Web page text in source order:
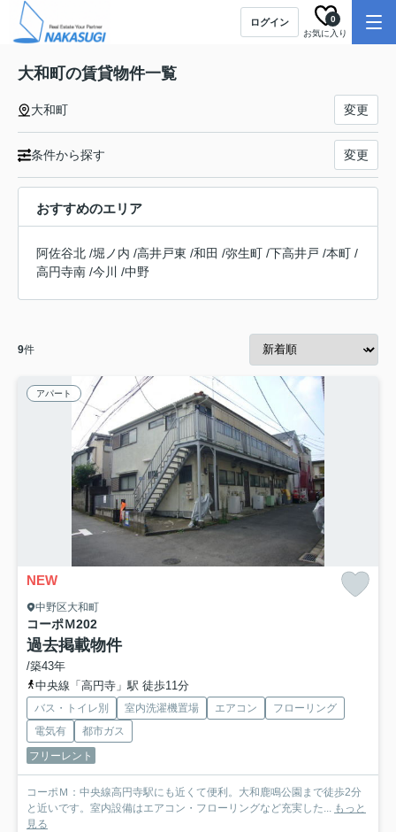
ログイン
お気に入り
0
大和町の賃貸物件一覧
大和町 変更
条件から探す 変更
おすすめのエリア
阿佐谷北 /堀ノ内 /高井戸東 /和田 /弥生町 /下高井戸 /本町 /
高円寺南 /今川 /中野
9件
アパート
NEW
中野区大和町
コーポＭ202
過去掲載物件
/築43年
中央線「高円寺」駅 徒歩11分
バス・トイレ別 室内洗濯機置場 エアコン
フローリング
電気有
都市ガス
フリーレント
コーポＭ：中央線高円寺駅にも近くて便利。大和鹿鳴公園まで徒歩2分
と近いです。室内設備はエアコン・フローリングなど充実した... もっと
見る